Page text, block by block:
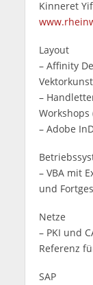
Kinneret
Layout
– Affinity
–
Workshops
– Adobe
– VBA mit
und
Netze
– PKI und
Referenz
SAP